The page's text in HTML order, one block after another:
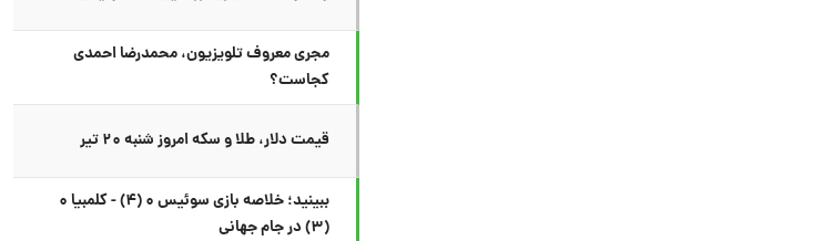
مجری معروف تلویزیون، محمدرضا احمدی
کجاست؟
قیمت دلار، طلا و سکه امروز شنبه ۲۰ تیر
ببینید؛ خلاصه بازی سوئیس ۰ (۴) - کلمبیا ۰
(۳) در جام جهانی